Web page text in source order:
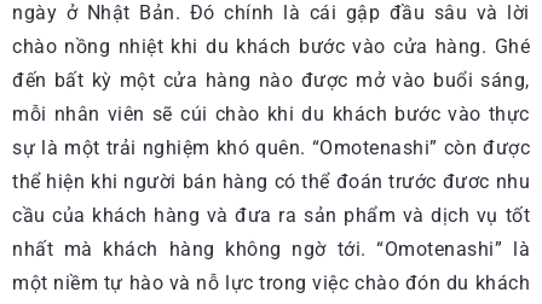
ngày ở Nhật Bản. Đó chính là cái gập đầu sâu và lời
chào nồng nhiệt khi du khách bước vào cửa hàng. Ghé
đến bất kỳ một cửa hàng nào được mở vào buổi sáng,
mỗi nhân viên sẽ cúi chào khi du khách bước vào thực
sự là một trải nghiệm khó quên. “Omotenashi” còn được
thể hiện khi người bán hàng có thể đoán trước đươc nhu
cầu của khách hàng và đưa ra sản phẩm và dịch vụ tốt
nhất mà khách hàng không ngờ tới. “Omotenashi” là
một niềm tự hào và nỗ lực trong việc chào đón du khách